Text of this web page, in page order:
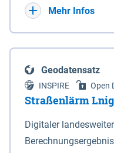
verkleinerte Amtliche
projizierte
Terrestrischen
der Universalen
bezogen auf die
(Anlage 4); Gleiches
Mehr Infos
Geodatensatz
INSPIRE Open
Straßenlärm
Digitaler